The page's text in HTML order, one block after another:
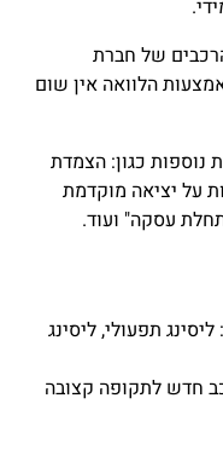
של חברת
הלוואה אין שום
נוספות כגון: הצמדת
על יציאה מוקדמת
עסקה" ועוד.
תפעולי, ליסינג
חדש לתקופה קצובה